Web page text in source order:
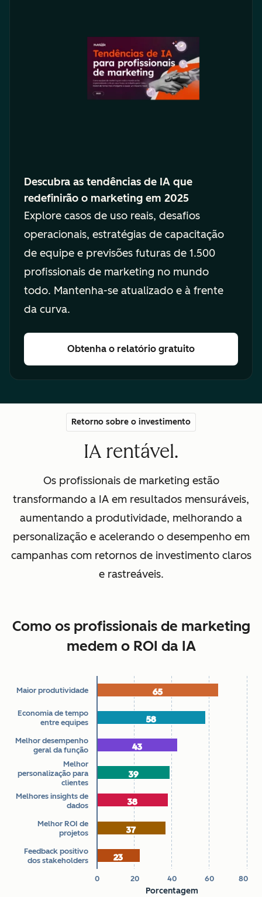
Descubra as tendências de IA que
redefinirão o marketing em 2025
Explore casos de uso reais, desafios
operacionais, estratégias de capacitação
de equipe e previsões futuras de 1.500
profissionais de marketing no mundo
todo. Mantenha-se atualizado e à frente
da curva.
Obtenha o relatório gratuito
Retorno sobre o investimento
IA rentável.
Os profissionais de marketing estão
transformando a IA em resultados mensuráveis,
aumentando a produtividade, melhorando a
personalização e acelerando o desempenho em
campanhas com retornos de investimento claros
e rastreáveis.
Como os profissionais de marketing
medem o ROI da IA
Chart
Bar chart with 7 data series.
Como os profissionais de marketing medem o ROI da IA
The chart has 1 X axis displaying categories.
The chart has 1 Y axis displaying Porcentagem. Data
Porcentagem
65
65
58
58
43
43
39
39
38
38
37
37
23
23
0 20 40 60 80
Maior produtividade
Economia de tempo
entre equipes
Melhor desempenho
geral da função
Melhor
personalização para
clientes
Melhores insights de
dados
Melhor ROI de
projetos
Feedback positivo
dos stakeholders